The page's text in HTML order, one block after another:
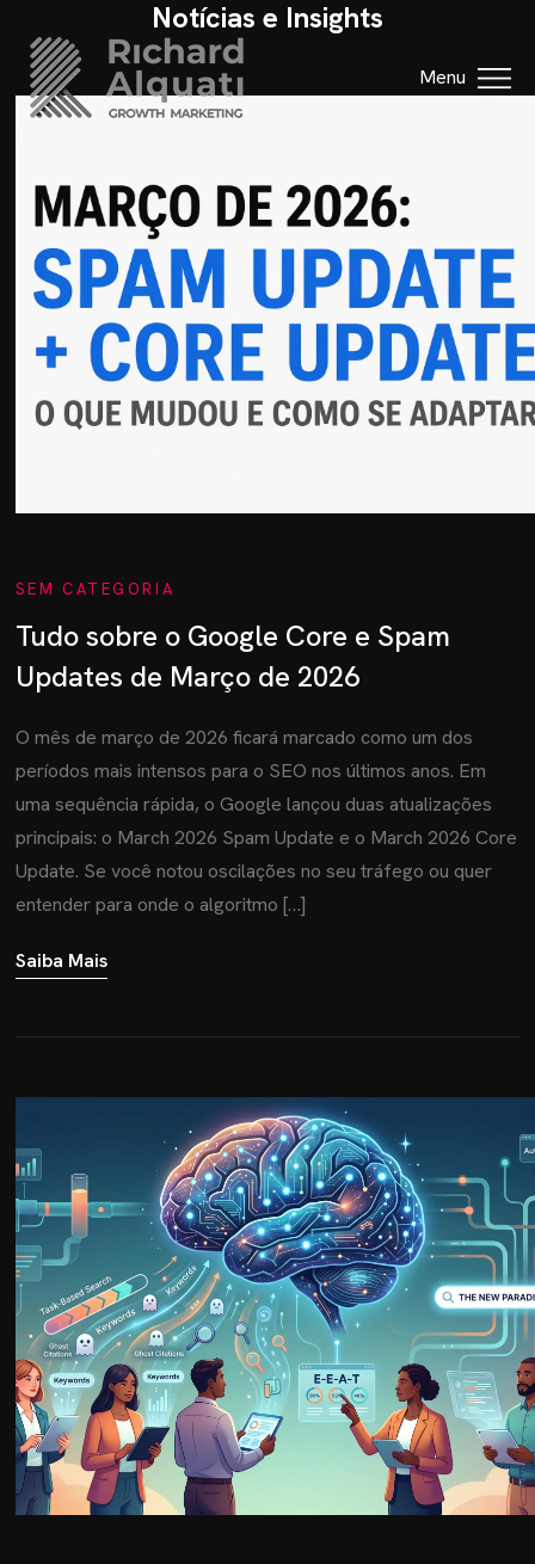
Menu
Notícias e Insights
SEM CATEGORIA
Tudo sobre o Google Core e Spam
Updates de Março de 2026
O mês de março de 2026 ficará marcado como um dos
períodos mais intensos para o SEO nos últimos anos. Em
uma sequência rápida, o Google lançou duas atualizações
principais: o March 2026 Spam Update e o March 2026 Core
Update. Se você notou oscilações no seu tráfego ou quer
entender para onde o algoritmo […]
Saiba Mais